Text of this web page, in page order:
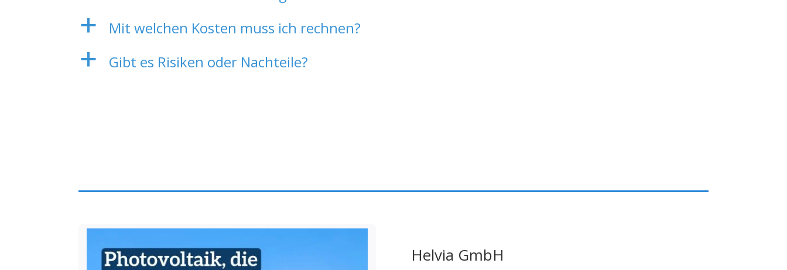
a Mit welchen Kosten muss ich rechnen?
a Gibt es Risiken oder Nachteile?
Helvia GmbH